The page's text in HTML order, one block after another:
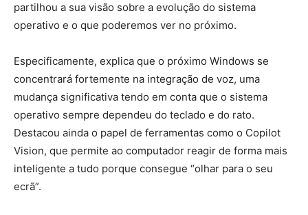
partilhou a sua visão sobre a evolução do sistema
operativo e o que poderemos ver no próximo.
Especificamente, explica que o próximo Windows se
concentrará fortemente na integração de voz, uma
mudança significativa tendo em conta que o sistema
operativo sempre dependeu do teclado e do rato.
Destacou ainda o papel de ferramentas como o Copilot
Vision, que permite ao computador reagir de forma mais
inteligente a tudo porque consegue “olhar para o seu
ecrã”.